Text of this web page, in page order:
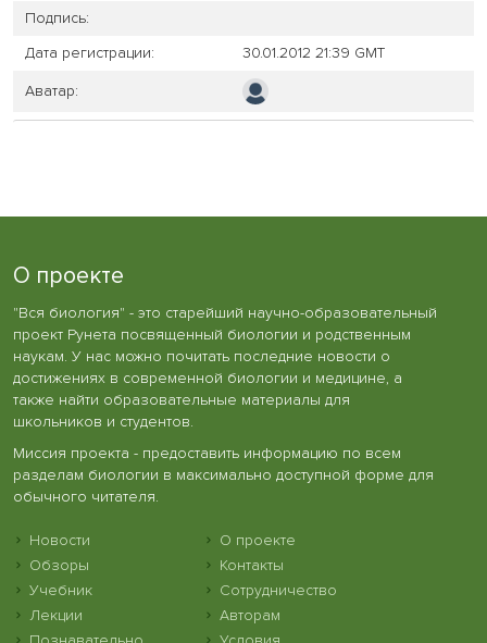
Подпись:
Дата регистрации:
30.01.2012 21:39 GMT
Аватар:
О проекте
"Вся биология" - это старейший научно-образовательный
проект Рунета посвященный биологии и родственным
наукам. У нас можно почитать последние новости о
достижениях в современной биологии и медицине, а
также найти образовательные материалы для
школьников и студентов.
Миссия проекта - предоставить информацию по всем
разделам биологии в максимально доступной форме для
обычного читателя.
Новости
Обзоры
Учебник
Лекции
О проекте
Контакты
Сотрудничество
Авторам